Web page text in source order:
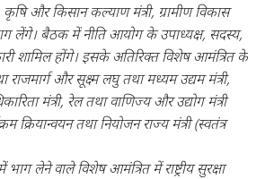
कृषि और किसान कल्याण मंत्री, ग्रामीण विकास
लेंगे। बैठक में नीति आयोग के उपाध्यक्ष, सदस्य,
शामिल होंगे। इसके अतिरिक्त विशेष आमंत्रित के
और सूक्ष्म लघु तथा मध्यम उद्यम मंत्री,
मंत्री, रेल तथा वाणिज्य और उद्योग मंत्री
क्रियान्वयन तथा नियोजन राज्य मंत्री (स्वतंत्र
लेने वाले विशेष आमंत्रित में राष्ट्रीय सुरक्षा